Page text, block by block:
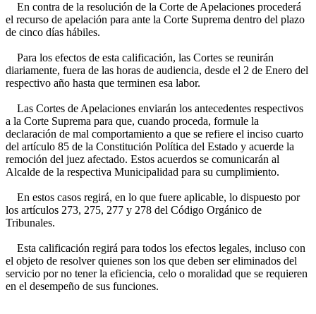
En contra de la resolución de la Corte de Apelaciones procederá
el recurso de apelación para ante la Corte Suprema dentro del plazo
de cinco días hábiles.
Para los efectos de esta calificación, las Cortes se reunirán
diariamente, fuera de las horas de audiencia, desde el 2 de Enero del
respectivo año hasta que terminen esa labor.
Las Cortes de Apelaciones enviarán los antecedentes respectivos
a la Corte Suprema para que, cuando proceda, formule la
declaración de mal comportamiento a que se refiere el inciso cuarto
del artículo 85 de la Constitución Política del Estado y acuerde la
remoción del juez afectado. Estos acuerdos se comunicarán al
Alcalde de la respectiva Municipalidad para su cumplimiento.
En estos casos regirá, en lo que fuere aplicable, lo dispuesto por
los artículos 273, 275, 277 y 278 del Código Orgánico de
Tribunales.
Esta calificación regirá para todos los efectos legales, incluso con
el objeto de resolver quienes son los que deben ser eliminados del
servicio por no tener la eficiencia, celo o moralidad que se requieren
en el desempeño de sus funciones.